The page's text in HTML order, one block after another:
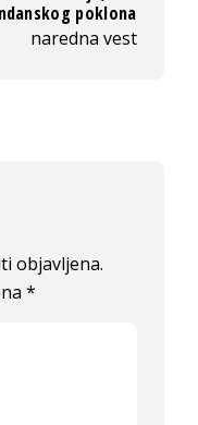
poklona
naredna vest
objavljena.
*